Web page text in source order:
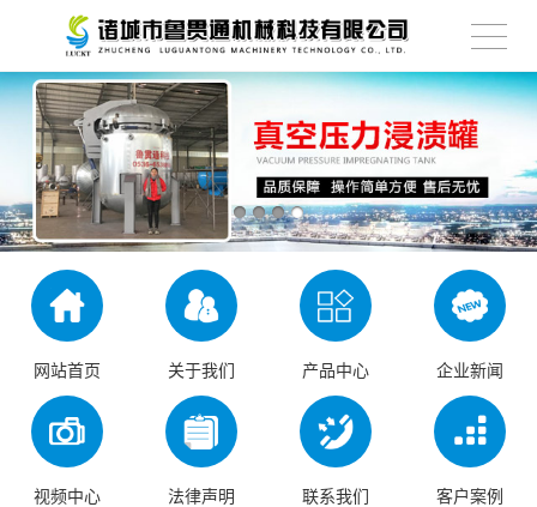
网站首页 关于我们 产品中心 企业新闻
视频中心 法律声明 联系我们 客户案例
扫描微信二维码